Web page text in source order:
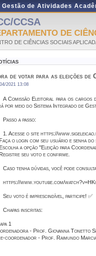
de Atividades
CCSA
DE
DE CIÊNCIAS SOCIAIS
de votar para as eleições de
2021 13:08
A Comissão Eleitoral para os cargos
por meio do Sistema Integrado de
Passo a passo:
1. Acesse o site https://
o login com seu usuário e senha
a opção "Eleição para
seu voto e confirme.
Caso tenha dúvidas, você pode
https://www.youtube.com/
Seu voto é imprescindível, participe! ✅
Chapas inscritas:
1
- Prof. Giovanna Tonetto
coordenador - Prof. Raimundo